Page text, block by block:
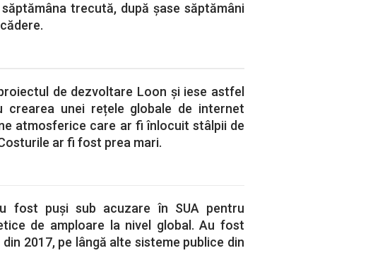
trecută, după şase săptămâni
de dezvoltare Loon și iese astfel
crearea unei rețele globale de internet
atmosferice care ar fi înlocuit stâlpii de
ar fi fost prea mari.
fost puși sub acuzare în SUA pentru
de amploare la nivel global. Au fost
2017, pe lângă alte sisteme publice din